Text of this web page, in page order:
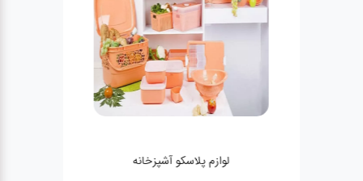
لوازم پلاسکو آشپزخانه